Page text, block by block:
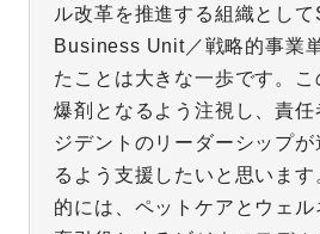
ル改革を推進する組織とし
Business Unit／戦略的事業
たことは大きな一歩です。
爆剤となるよう注視し、責
ジデントのリーダーシップ
るよう支援したいと思いま
的には、ペットケアとウェ